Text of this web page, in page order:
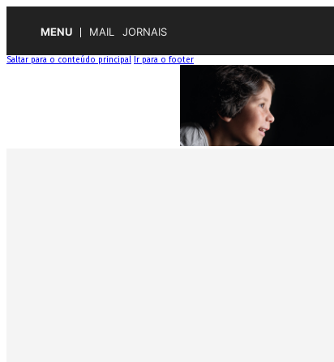
MENU MAIL JORNAIS
Saltar para o conteúdo principal Ir para o footer